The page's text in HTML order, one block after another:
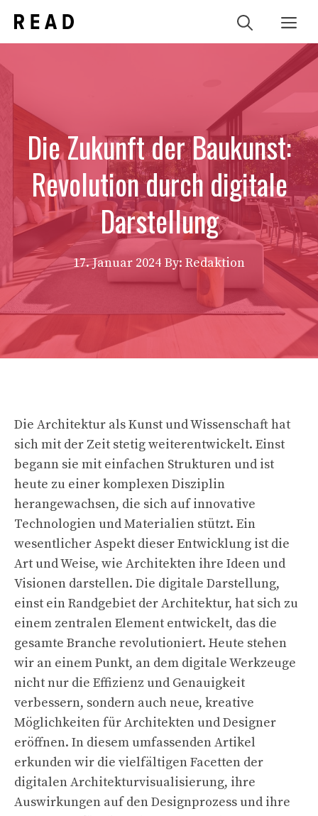
Inhalt
springen
Die Zukunft der Baukunst:
Revolution durch digitale
Darstellung
17. Januar 2024 By: Redaktion
Die Architektur als Kunst und Wissenschaft hat
sich mit der Zeit stetig weiterentwickelt. Einst
begann sie mit einfachen Strukturen und ist
heute zu einer komplexen Disziplin
herangewachsen, die sich auf innovative
Technologien und Materialien stützt. Ein
wesentlicher Aspekt dieser Entwicklung ist die
Art und Weise, wie Architekten ihre Ideen und
Visionen darstellen. Die digitale Darstellung,
einst ein Randgebiet der Architektur, hat sich zu
einem zentralen Element entwickelt, das die
gesamte Branche revolutioniert. Heute stehen
wir an einem Punkt, an dem digitale Werkzeuge
nicht nur die Effizienz und Genauigkeit
verbessern, sondern auch neue, kreative
Möglichkeiten für Architekten und Designer
eröffnen. In diesem umfassenden Artikel
erkunden wir die vielfältigen Facetten der
digitalen Architekturvisualisierung, ihre
Auswirkungen auf den Designprozess und ihre